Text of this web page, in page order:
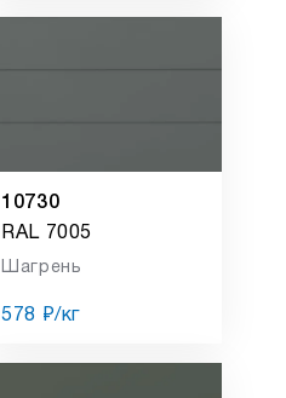
10730
RAL 7005
Шагрень
578 ₽/кг